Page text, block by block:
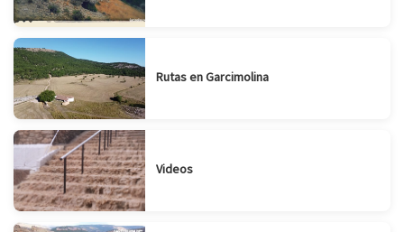
Rutas en Garcimolina
Videos